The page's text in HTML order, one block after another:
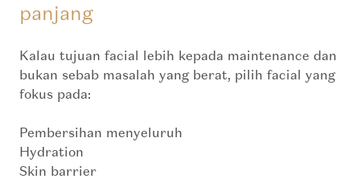
panjang
Kalau tujuan facial lebih kepada maintenance dan
bukan sebab masalah yang berat, pilih facial yang
fokus pada:
Pembersihan menyeluruh
Hydration
Skin barrier